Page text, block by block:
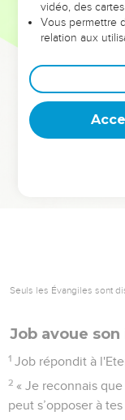
Dans cette
clés pour avancer
deviennent vos
équipe, un
Seuls les Évangiles sont
Job avoue
1 Job répondit à
2 « Je reconnais
peut s’opposer à tes
vidéo, des
Vous permettre
relation aux